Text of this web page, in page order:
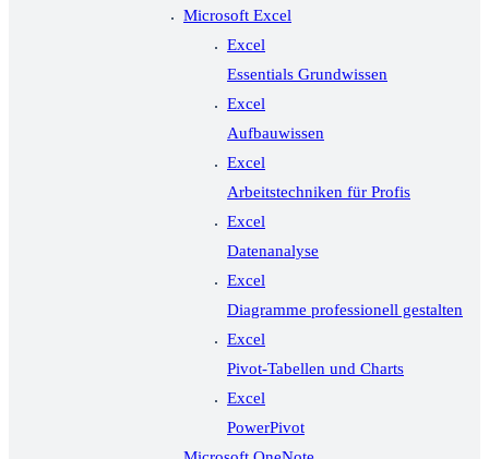
Microsoft Excel
Excel
Essentials Grundwissen
Excel
Aufbauwissen
Excel
Arbeitstechniken für Profis
Excel
Datenanalyse
Excel
Diagramme professionell gestalten
Excel
Pivot-Tabellen und Charts
Excel
PowerPivot